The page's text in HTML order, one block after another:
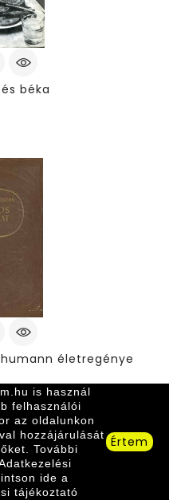
béka
életregénye
is használ
felhasználói
az oldalunkon
hozzájárulását
További
ide a
tájékoztató
Értem